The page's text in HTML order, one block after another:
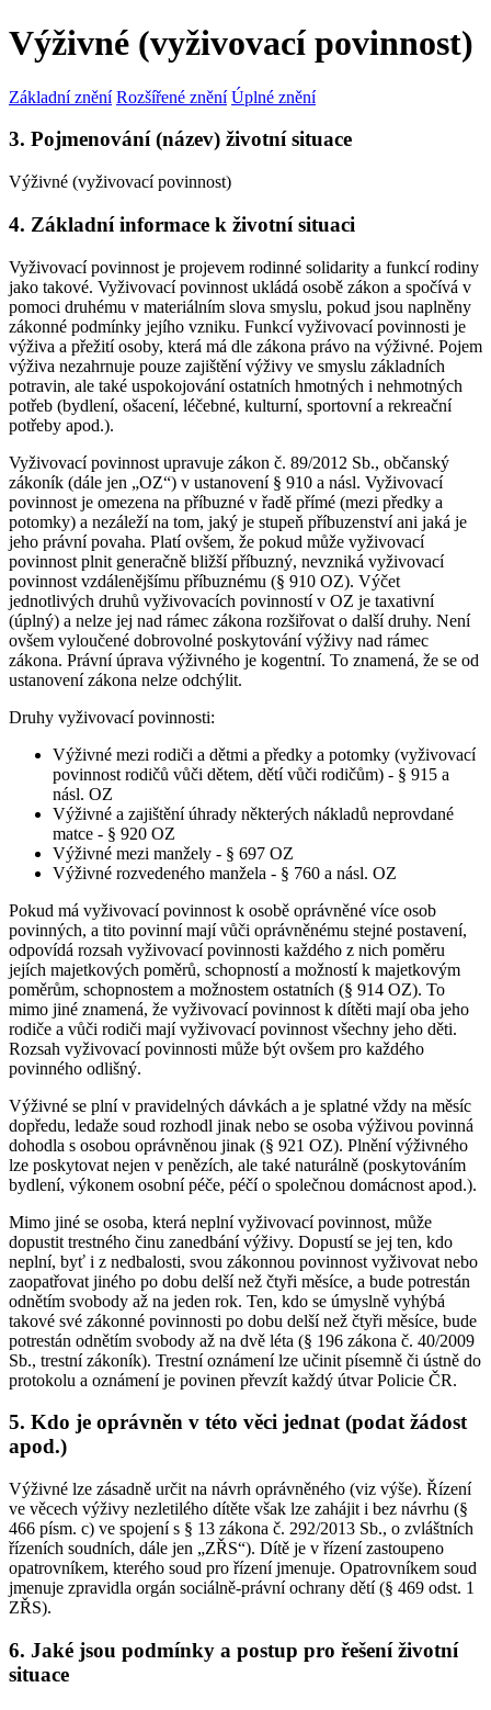
Výživné (vyživovací povinnost)
Základní znění Rozšířené znění Úplné znění
3. Pojmenování (název) životní situace
Výživné (vyživovací povinnost)
4. Základní informace k životní situaci
Vyživovací povinnost je projevem rodinné solidarity a funkcí rodiny
jako takové. Vyživovací povinnost ukládá osobě zákon a spočívá v
pomoci druhému v materiálním slova smyslu, pokud jsou naplněny
zákonné podmínky jejího vzniku. Funkcí vyživovací povinnosti je
výživa a přežití osoby, která má dle zákona právo na výživné. Pojem
výživa nezahrnuje pouze zajištění výživy ve smyslu základních
potravin, ale také uspokojování ostatních hmotných i nehmotných
potřeb (bydlení, ošacení, léčebné, kulturní, sportovní a rekreační
potřeby apod.).
Vyživovací povinnost upravuje zákon č. 89/2012 Sb., občanský
zákoník (dále jen „OZ“) v ustanovení § 910 a násl. Vyživovací
povinnost je omezena na příbuzné v řadě přímé (mezi předky a
potomky) a nezáleží na tom, jaký je stupeň příbuzenství ani jaká je
jeho právní povaha. Platí ovšem, že pokud může vyživovací
povinnost plnit generačně bližší příbuzný, nevzniká vyživovací
povinnost vzdálenějšímu příbuznému (§ 910 OZ). Výčet
jednotlivých druhů vyživovacích povinností v OZ je taxativní
(úplný) a nelze jej nad rámec zákona rozšiřovat o další druhy. Není
ovšem vyloučené dobrovolné poskytování výživy nad rámec
zákona. Právní úprava výživného je kogentní. To znamená, že se od
ustanovení zákona nelze odchýlit.
Druhy vyživovací povinnosti:
Výživné mezi rodiči a dětmi a předky a potomky (vyživovací
povinnost rodičů vůči dětem, dětí vůči rodičům) - § 915 a
násl. OZ
Výživné a zajištění úhrady některých nákladů neprovdané
matce - § 920 OZ
Výživné mezi manžely - § 697 OZ
Výživné rozvedeného manžela - § 760 a násl. OZ
Pokud má vyživovací povinnost k osobě oprávněné více osob
povinných, a tito povinní mají vůči oprávněnému stejné postavení,
odpovídá rozsah vyživovací povinnosti každého z nich poměru
jejích majetkových poměrů, schopností a možností k majetkovým
poměrům, schopnostem a možnostem ostatních (§ 914 OZ). To
mimo jiné znamená, že vyživovací povinnost k dítěti mají oba jeho
rodiče a vůči rodiči mají vyživovací povinnost všechny jeho děti.
Rozsah vyživovací povinnosti může být ovšem pro každého
povinného odlišný.
Výživné se plní v pravidelných dávkách a je splatné vždy na měsíc
dopředu, ledaže soud rozhodl jinak nebo se osoba výživou povinná
dohodla s osobou oprávněnou jinak (§ 921 OZ). Plnění výživného
lze poskytovat nejen v penězích, ale také naturálně (poskytováním
bydlení, výkonem osobní péče, péčí o společnou domácnost apod.).
Mimo jiné se osoba, která neplní vyživovací povinnost, může
dopustit trestného činu zanedbání výživy. Dopustí se jej ten, kdo
neplní, byť i z nedbalosti, svou zákonnou povinnost vyživovat nebo
zaopatřovat jiného po dobu delší než čtyři měsíce, a bude potrestán
odnětím svobody až na jeden rok. Ten, kdo se úmyslně vyhýbá
takové své zákonné povinnosti po dobu delší než čtyři měsíce, bude
potrestán odnětím svobody až na dvě léta (§ 196 zákona č. 40/2009
Sb., trestní zákoník). Trestní oznámení lze učinit písemně či ústně do
protokolu a oznámení je povinen převzít každý útvar Policie ČR.
5. Kdo je oprávněn v této věci jednat (podat žádost
apod.)
Výživné lze zásadně určit na návrh oprávněného (viz výše). Řízení
ve věcech výživy nezletilého dítěte však lze zahájit i bez návrhu (§
466 písm. c) ve spojení s § 13 zákona č. 292/2013 Sb., o zvláštních
řízeních soudních, dále jen „ZŘS“). Dítě je v řízení zastoupeno
opatrovníkem, kterého soud pro řízení jmenuje. Opatrovníkem soud
jmenuje zpravidla orgán sociálně-právní ochrany dětí (§ 469 odst. 1
ZŘS).
6. Jaké jsou podmínky a postup pro řešení životní
situace